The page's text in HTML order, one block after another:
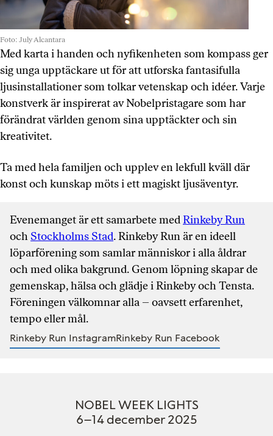
Foto: July Alcantara
Med karta i handen och nyfikenheten som kompass ger
sig unga upptäckare ut för att utforska fantasifulla
ljusinstallationer som tolkar vetenskap och idéer. Varje
konstverk är inspirerat av Nobelpristagare som har
förändrat världen genom sina upptäckter och sin
kreativitet.
Ta med hela familjen och upplev en lekfull kväll där
konst och kunskap möts i ett magiskt ljusäventyr.
Evenemanget är ett samarbete medRinkeby Run
och Stockholms Stad. Rinkeby Run är en ideell
löparförening som samlar människor i alla åldrar
och med olika bakgrund. Genom löpning skapar de
gemenskap, hälsa och glädje i Rinkeby och Tensta.
Föreningen välkomnar alla – oavsett erfarenhet,
tempo eller mål.
Rinkeby Run InstagramRinkeby Run Facebook
NOBEL WEEK LIGHTS
6–14 december 2025